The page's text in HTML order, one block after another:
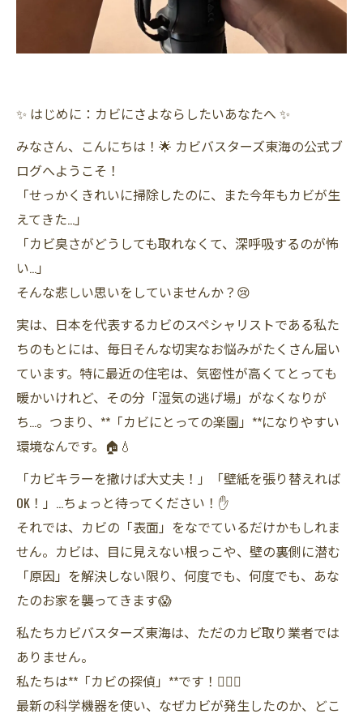
✨ はじめに：カビにさよならしたいあなたへ ✨
みなさん、こんにちは！🌟 カビバスターズ東海の公式ブ
ログへようこそ！
「せっかくきれいに掃除したのに、また今年もカビが生
えてきた…」
「カビ臭さがどうしても取れなくて、深呼吸するのが怖
い…」
そんな悲しい思いをしていませんか？😢
実は、日本を代表するカビのスペシャリストである私た
ちのもとには、毎日そんな切実なお悩みがたくさん届い
ています。特に最近の住宅は、気密性が高くてとっても
暖かいけれど、その分「湿気の逃げ場」がなくなりが
ち…。つまり、**「カビにとっての楽園」**になりやすい
環境なんです。🏠💧
「カビキラーを撒けば大丈夫！」「壁紙を張り替えれば
OK！」…ちょっと待ってください！✋
それでは、カビの「表面」をなでているだけかもしれま
せん。カビは、目に見えない根っこや、壁の裏側に潜む
「原因」を解決しない限り、何度でも、何度でも、あな
たのお家を襲ってきます😱
私たちカビバスターズ東海は、ただのカビ取り業者では
ありません。
私たちは**「カビの探偵」**です！🕵️‍♂️✨
最新の科学機器を使い、なぜカビが発生したのか、どこ